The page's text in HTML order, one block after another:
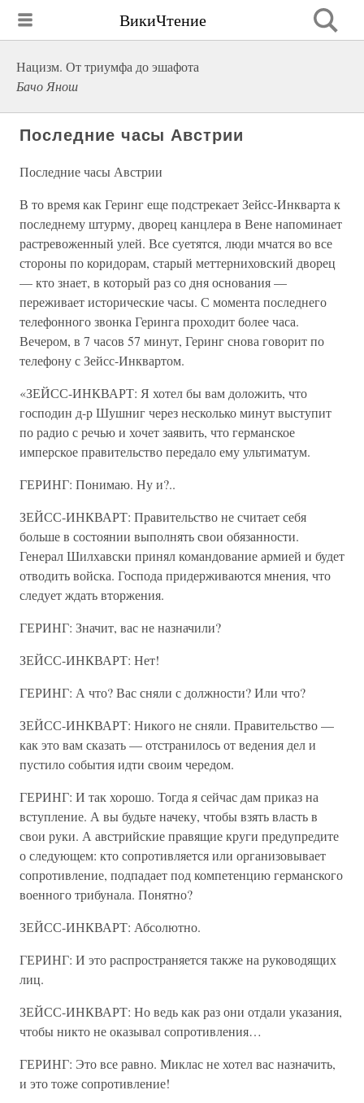
ВикиЧтение
Нацизм. От триумфа до эшафота
Бачо Янош
Последние часы Австрии
Последние часы Австрии
В то время как Геринг еще подстрекает Зейсс-Инкварта к
последнему штурму, дворец канцлера в Вене напоминает
растревоженный улей. Все суетятся, люди мчатся во все
стороны по коридорам, старый меттерниховский дворец
— кто знает, в который раз со дня основания —
переживает исторические часы. С момента последнего
телефонного звонка Геринга проходит более часа.
Вечером, в 7 часов 57 минут, Геринг снова говорит по
телефону с Зейсс-Инквартом.
«ЗЕЙСС-ИНКВАРТ: Я хотел бы вам доложить, что
господин д-р Шушниг через несколько минут выступит
по радио с речью и хочет заявить, что германское
имперское правительство передало ему ультиматум.
ГЕРИНГ: Понимаю. Ну и?..
ЗЕЙСС-ИНКВАРТ: Правительство не считает себя
больше в состоянии выполнять свои обязанности.
Генерал Шилхавски принял командование армией и будет
отводить войска. Господа придерживаются мнения, что
следует ждать вторжения.
ГЕРИНГ: Значит, вас не назначили?
ЗЕЙСС-ИНКВАРТ: Нет!
ГЕРИНГ: А что? Вас сняли с должности? Или что?
ЗЕЙСС-ИНКВАРТ: Никого не сняли. Правительство —
как это вам сказать — отстранилось от ведения дел и
пустило события идти своим чередом.
ГЕРИНГ: И так хорошо. Тогда я сейчас дам приказ на
вступление. А вы будьте начеку, чтобы взять власть в
свои руки. А австрийские правящие круги предупредите
о следующем: кто сопротивляется или организовывает
сопротивление, подпадает под компетенцию германского
военного трибунала. Понятно?
ЗЕЙСС-ИНКВАРТ: Абсолютно.
ГЕРИНГ: И это распространяется также на руководящих
лиц.
ЗЕЙСС-ИНКВАРТ: Но ведь как раз они отдали указания,
чтобы никто не оказывал сопротивления…
ГЕРИНГ: Это все равно. Миклас не хотел вас назначить,
и это тоже сопротивление!